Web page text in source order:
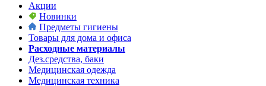
Акции
Новинки
Предметы гигиены
Товары для дома и офиса
Расходные материалы
Дез.средства, баки
Медицинская одежда
Медицинская техника